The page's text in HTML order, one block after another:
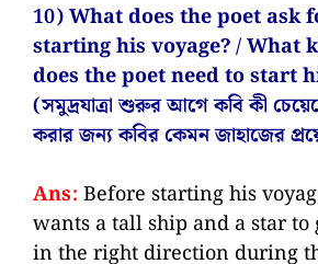
10) What does the poet ask
starting his voyage? / What
does the poet need to start
(সমুদ্রযাত্রা শুরুর আগে কবি কী
করার জন্য কবির কেমন জাহাজের
Ans: Before starting his
wants a tall ship and a star to
in the right direction during